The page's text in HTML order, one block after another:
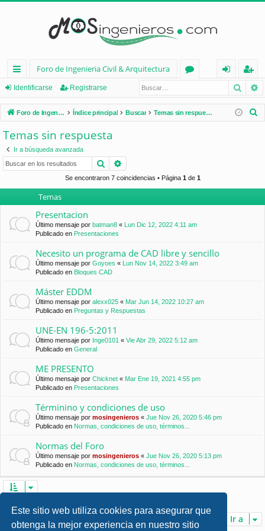
Este sitio web utiliza cookies para asegurar que
obtenga la mejor experiencia en nuestro sitio
nl
ac
es
rá
pi
Foro de Ingenieria Civil & Arquitectura
os
nt
ifi
eg
ist
ra
Identificarse Registrarse
Foro de Ingenieria Civil & Arquitectura Índice principal Buscar Temas sin respuesta
Temas sin respuesta
Ir a búsqueda avanzada
Buscar
Se encontraron 7 coincidencias • Página 1de 1
Temas
Presentacion
Último mensaje por batman8 «
Lun Dic 12, 2022 4:11 am
Publicado en Presentaciones
Necesito un programa de CAD libre y sencillo
Último mensaje por Goyoes «
Lun Nov 14, 2022 3:49 am
Publicado en Bloques CAD
Máster EDDM
Último mensaje por alexx025 « Mar Jun 14, 2022 10:27 am
Publicado en Preguntas y Respuestas
UNE-EN 196-5:2011
Último mensaje por Inge0101 « Vie Abr 29, 2022 5:12 am
Publicado en General
ME PRESENTO
Último mensaje por Chicknet « Mar Ene 19, 2021 4:55 pm
Publicado en Presentaciones
Términino y condiciones de uso
Último mensaje por mosingenieros « Jue Nov 26, 2020 5:46 pm
Publicado en Normas, condiciones de uso, términos...
Normas del Foro
Último mensaje por mosingenieros « Jue Nov 26, 2020 5:13 pm
Publicado en Normas, condiciones de uso, términos...
Ir a